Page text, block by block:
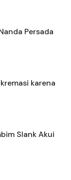
Persada
karena
Slank Akui